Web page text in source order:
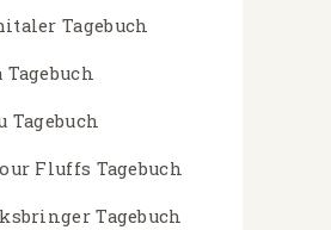
Tagebuch
Tagebuch
Tagebuch
Fluffs Tagebuch
Tagebuch